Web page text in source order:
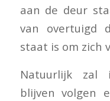
aan de deur
van overtuigd
staat is om zich
Natuurlijk zal
blijven volgen